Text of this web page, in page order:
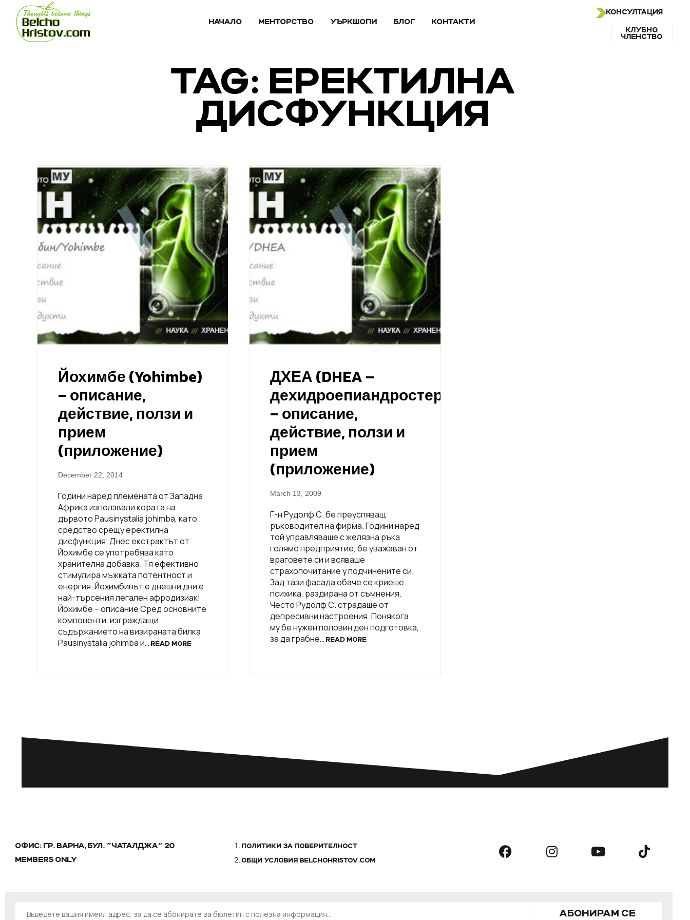
НАЧАЛО МЕНТОРСТВО УЪРКШОПИ БЛОГ КОНТАКТИ
КОНСУЛТАЦИЯ
КЛУБНО
ЧЛЕНСТВО
TAG: ЕРЕКТИЛНА
ДИСФУНКЦИЯ
Йохимбе (Yohimbe)
– описание,
действие, ползи и
прием
(приложение)
December 22, 2014
Години наред племената от Западна
Африка използвали кората на
дървото Pausinystalia johimbа, като
средство срещу еректилна
дисфункция. Днес екстрактът от
Йохимбе се употребява като
хранителна добавка. Тя ефективно
стимулира мъжката потентност и
енергия. Йохимбинът е днешни дни е
най-търсения легален афродизиак!
Йохимбе – описание Сред основните
компоненти, изграждащи
съдържанието на визираната билка
Pausinystalia johimbа и… READ MORE
ДХЕА (DHEA –
дехидроепиандростерон)
– описание,
действие, ползи и
прием
(приложение)
March 13, 2009
Г-н Рудолф С. бе преуспяващ
ръководител на фирма. Години наред
той управляваше с желязна ръка
голямо предприятие, бе уважаван от
враговете си и всяваше
страхопочитание у подчинените си.
Зад тази фасада обаче се криеше
психика, раздирана от съмнения.
Често Рудолф С. страдаше от
депресивни настроения. Понякога
му бе нужен половин ден подготовка,
за да грабне…READ MORE
ОФИС: ГР. ВАРНА, БУЛ. "ЧАТАЛДЖА" 20
MEMBERS ONLY
ПОЛИТИКИ ЗА ПОВЕРИТЕЛНОСТ
ОБЩИ УСЛОВИЯ BELCHOHRISTOV.COM
АБОНИРАМ СЕ